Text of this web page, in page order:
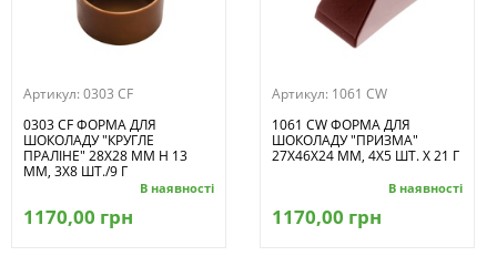
Артикул: 0303 CF
0303 CF ФОРМА ДЛЯ
ШОКОЛАДУ "КРУГЛЕ
ПРАЛІНЕ" 28Х28 ММ H 13
ММ, 3Х8 ШТ./9 Г
В наявності
1170,00 грн
Артикул: 1061 CW
1061 CW ФОРМА ДЛЯ
ШОКОЛАДУ "ПРИЗМА"
27X46Х24 ММ, 4Х5 ШТ. X 21 Г
В наявності
1170,00 грн